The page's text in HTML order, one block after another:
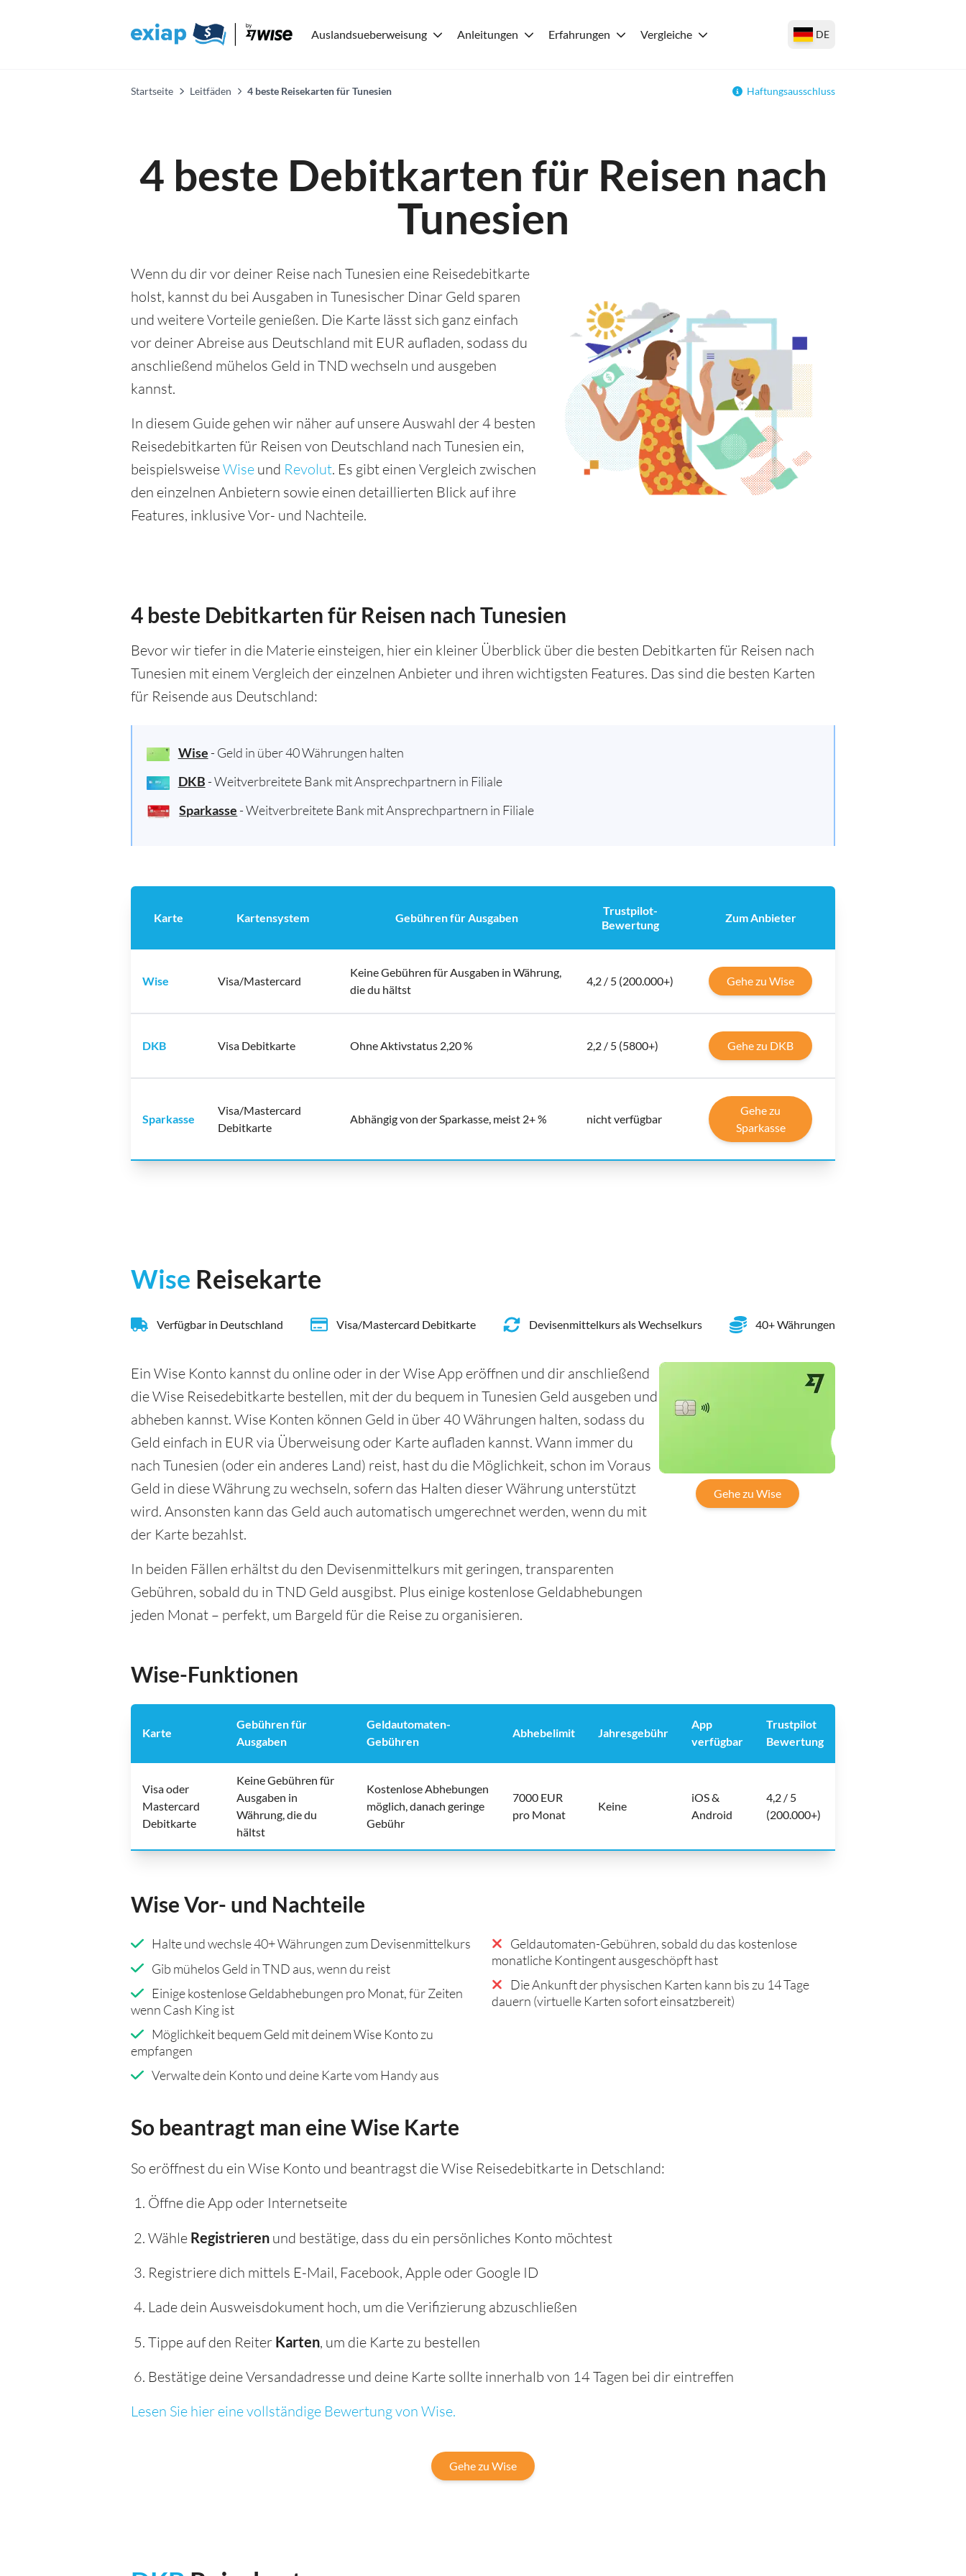
Auslandsueberweisung Anleitungen Erfahrungen Vergleiche DE
Startseite Leitfäden 4 beste Reisekarten für Tunesien Haftungsausschluss
4 beste Debitkarten für Reisen nach
Tunesien
Wenn du dir vor deiner Reise nach Tunesien eine Reisedebitkarte
holst, kannst du bei Ausgaben in Tunesischer Dinar Geld sparen
und weitere Vorteile genießen. Die Karte lässt sich ganz einfach
vor deiner Abreise aus Deutschland mit EUR aufladen, sodass du
anschließend mühelos Geld in TND wechseln und ausgeben
kannst.
In diesem Guide gehen wir näher auf unsere Auswahl der 4 besten
Reisedebitkarten für Reisen von Deutschland nach Tunesien ein,
beispielsweiseWise und Revolut. Es gibt einen Vergleich zwischen
den einzelnen Anbietern sowie einen detaillierten Blick auf ihre
Features, inklusive Vor- und Nachteile.
4 beste Debitkarten für Reisen nach Tunesien
Bevor wir tiefer in die Materie einsteigen, hier ein kleiner Überblick über die besten Debitkarten für Reisen nach
Tunesien mit einem Vergleich der einzelnen Anbieter und ihren wichtigsten Features. Das sind die besten Karten
für Reisende aus Deutschland:
Wise - Geld in über 40 Währungen halten
DKB - Weitverbreitete Bank mit Ansprechpartnern in Filiale
Sparkasse - Weitverbreitete Bank mit Ansprechpartnern in Filiale
Karte Kartensystem Gebühren für Ausgaben
Trustpilot-
Bewertung
Zum Anbieter
Wise Visa/Mastercard
Keine Gebühren für Ausgaben in Währung,
die du hältst
4,2 / 5 (200.000+) Gehe zu Wise
DKB Visa Debitkarte Ohne Aktivstatus 2,20 % 2,2 / 5 (5800+) Gehe zu DKB
Sparkasse
Visa/Mastercard
Debitkarte
Abhängig von der Sparkasse, meist 2+ % nicht verfügbar
Gehe zu
Sparkasse
Wise Reisekarte
Verfügbar in Deutschland Visa/Mastercard Debitkarte Devisenmittelkurs als Wechselkurs 40+ Währungen
Ein Wise Konto kannst du online oder in der Wise App eröffnen und dir anschließend
die Wise Reisedebitkarte bestellen, mit der du bequem in Tunesien Geld ausgeben und
abheben kannst. Wise Konten können Geld in über 40 Währungen halten, sodass du
Geld einfach in EUR via Überweisung oder Karte aufladen kannst. Wann immer du
nach Tunesien (oder ein anderes Land) reist, hast du die Möglichkeit, schon im Voraus
Geld in diese Währung zu wechseln, sofern das Halten dieser Währung unterstützt
wird. Ansonsten kann das Geld auch automatisch umgerechnet werden, wenn du mit
der Karte bezahlst.
In beiden Fällen erhältst du den Devisenmittelkurs mit geringen, transparenten
Gebühren, sobald du in TND Geld ausgibst. Plus einige kostenlose Geldabhebungen
jeden Monat – perfekt, um Bargeld für die Reise zu organisieren.
Gehe zu Wise
Wise-Funktionen
Karte
Gebühren für
Ausgaben
Geldautomaten-
Gebühren
Abhebelimit Jahresgebühr
App
verfügbar
Trustpilot
Bewertung
Visa oder
Mastercard
Debitkarte
Keine Gebühren für
Ausgaben in
Währung, die du
hältst
Kostenlose Abhebungen
möglich, danach geringe
Gebühr
7000 EUR
pro Monat
Keine
iOS &
Android
4,2 / 5
(200.000+)
Wise Vor- und Nachteile
Halte und wechsle 40+ Währungen zum Devisenmittelkurs
Gib mühelos Geld in TND aus, wenn du reist
Einige kostenlose Geldabhebungen pro Monat, für Zeiten
wenn Cash King ist
Möglichkeit bequem Geld mit deinem Wise Konto zu
empfangen
Verwalte dein Konto und deine Karte vom Handy aus
Geldautomaten-Gebühren, sobald du das kostenlose
monatliche Kontingent ausgeschöpft hast
Die Ankunft der physischen Karten kann bis zu 14 Tage
dauern (virtuelle Karten sofort einsatzbereit)
So beantragt man eine Wise Karte
So eröffnest du ein Wise Konto und beantragst die Wise Reisedebitkarte in Detschland:
Öffne die App oder Internetseite
Wähle Registrieren und bestätige, dass du ein persönliches Konto möchtest
Registriere dich mittels E-Mail, Facebook, Apple oder Google ID
Lade dein Ausweisdokument hoch, um die Verifizierung abzuschließen
Tippe auf den Reiter Karten, um die Karte zu bestellen
Bestätige deine Versandadresse und deine Karte sollte innerhalb von 14 Tagen bei dir eintreffen
Lesen Sie hier eine vollständige Bewertung von Wise.
Gehe zu Wise